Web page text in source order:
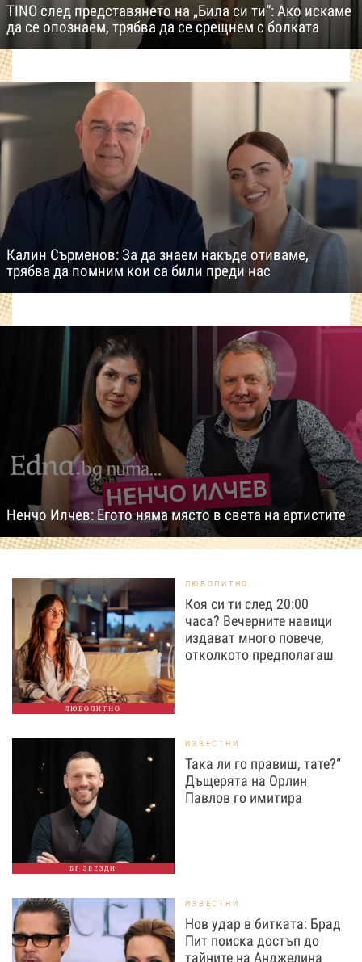
TINO след представянето на „Била си ти“: Ако искаме
да се опознаем, трябва да се срещнем с болката
Калин Сърменов: За да знаем накъде отиваме,
трябва да помним кои са били преди нас
Ненчо Илчев: Егото няма място в света на артистите
ЛЮБОПИТНО
ЛЮБОПИТНО
Коя си ти след 20:00
часа? Вечерните навици
издават много повече,
отколкото предполагаш
БГ ЗВЕЗДИ
ИЗВЕСТНИ
Така ли го правиш, тате?“
Дъщерята на Орлин
Павлов го имитира
ИЗВЕСТНИ
Нов удар в битката: Брад
Пит поиска достъп до
тайните на Анджелина